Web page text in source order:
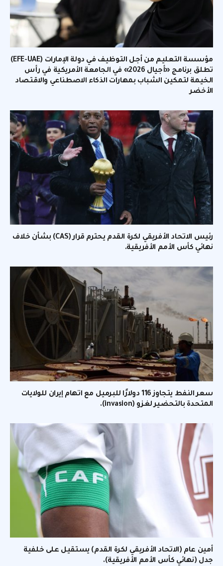
مؤسسة التعليم من أجل التوظيف في دولة الإمارات (EFE-UAE)
تطلق برنامج «أجيال 2026» في الجامعة الأمريكية في رأس
الخيمة لتمكين الشباب بمهارات الذكاء الاصطناعي والاقتصاد
الأخضر
رئيس الاتحاد الأفريقي لكرة القدم يحترم قرار (CAS) بشأن خلاف
نهائي كأس الأمم الأفريقية.
سعر النفط يتجاوز 116 دولارًا للبرميل مع اتهام إيران للولايات
المتحدة بالتحضير لغزو (invasion).
أمين عام (الاتحاد الأفريقي لكرة القدم) يستقيل على خلفية
جدل (نهائي كأس الأمم الأفريقية).